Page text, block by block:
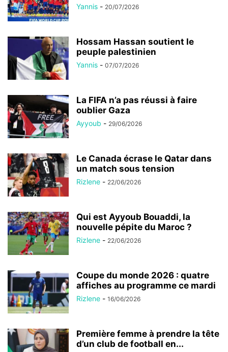
Yannis - 20/07/2026
Hossam Hassan soutient le
peuple palestinien
Yannis - 07/07/2026
La FIFA n’a pas réussi à faire
oublier Gaza
Ayyoub - 29/06/2026
Le Canada écrase le Qatar dans
un match sous tension
Rizlene - 22/06/2026
Qui est Ayyoub Bouaddi, la
nouvelle pépite du Maroc ?
Rizlene - 22/06/2026
Coupe du monde 2026 : quatre
affiches au programme ce mardi
Rizlene - 16/06/2026
Première femme à prendre la tête
d’un club de football en...